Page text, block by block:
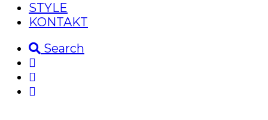
STYLE
KONTAKT
Search